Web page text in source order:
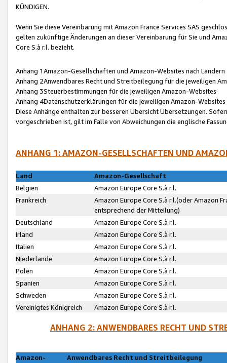
KÜNDIGEN.
Wenn Sie diese Vereinbarung mit Amazon France Services SAS
gelten zukünftige Änderungen an dieser Vereinbarung für Sie und
Core S.à r.l. bezieht.
Anhang 1Amazon-Gesellschaften und Amazon-Websites nach Ländern
Anhang 2Anwendbares Recht und Streitbeilegung für die jeweiligen
Anhang 3Steuerbestimmungen für die jeweiligen Amazon-Websites
Anhang 4Datenschutzerklärungen für die jeweiligen Amazon-Websites
Diese Anhänge enthalten zur besseren Übersicht Übersetzungen.
vorgeschrieben ist, gilt im Falle von Abweichungen die englische
ANHANG 1: AMAZON-GESELLSCHAFTEN UND
Land
Amazon-Gesellschaft
Belgien
Amazon Europe Core S.à r.l.
Frankreich
Amazon Europe Core S.à r.l.(oder Amazon
entsprechend der Mitteilung)
Deutschland
Amazon Europe Core S.à r.l.
Irland
Amazon Europe Core S.à r.l.
Italien
Amazon Europe Core S.à r.l.
Niederlande
Amazon Europe Core S.à r.l.
Polen
Amazon Europe Core S.à r.l.
Spanien
Amazon Europe Core S.à r.l.
Schweden
Amazon Europe Core S.à r.l.
Vereinigtes Königreich
Amazon Europe Core S.à r.l.
ANHANG 2: ANWENDBARES RECHT UND
Amazon-
Anwendbares Recht und Streitbeilegung